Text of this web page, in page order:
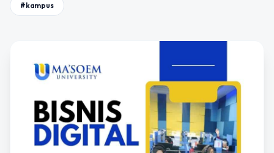
#kampus